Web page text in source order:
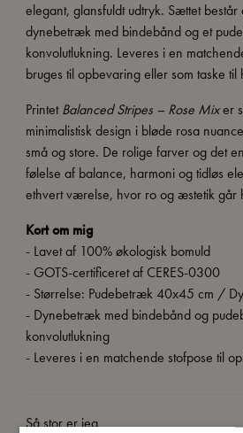
elegant, glansfuldt udtryk. Sættet består
dynebetræk med bindebånd og et
konvolutlukning. Leveres i en
bruges til opbevaring eller som taske til
PrintetBalanced Stripes – Rose Mixer
minimalistisk design i bløde rosa
små og store. De rolige farver og det
følelse af balance, harmoni og tidløs
ethvert værelse, hvor ro og æstetik går
Kort om mig
- Lavet af 100% økologisk bomuld
- GOTS-certificeret af CERES-0300
- Størrelse: Pudebetræk 40x45 cm /
- Dynebetræk med bindebånd og
konvolutlukning
- Leveres i en matchende stofpose til
Så stor er jeg